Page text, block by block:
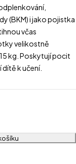
(BKM) i jako pojistka
včas
velikostně
kg. Poskytují pocit
k učení.